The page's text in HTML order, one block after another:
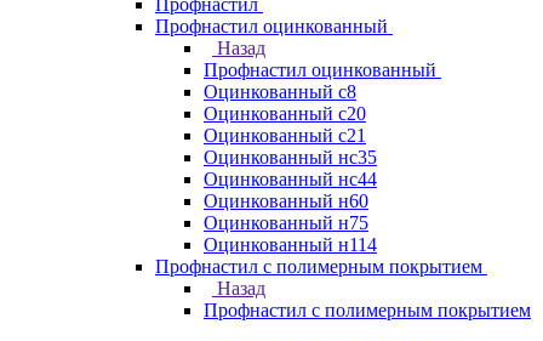
Профнастил оцинкованный
Назад
Профнастил оцинкованный
Оцинкованный с8
Оцинкованный с20
Оцинкованный с21
Оцинкованный нс35
Оцинкованный нс44
Оцинкованный н60
Оцинкованный н75
Оцинкованный н114
Профнастил с полимерным покрытием
Назад
Профнастил с полимерным покрытием